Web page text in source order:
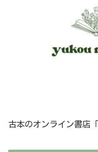
古本のオンライン書店「